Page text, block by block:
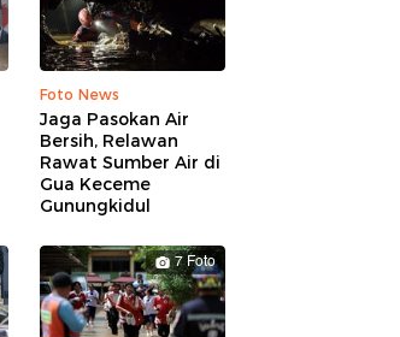
Foto News
Jaga Pasokan Air
Bersih, Relawan
Rawat Sumber Air di
Gua Keceme
Gunungkidul
7 Foto